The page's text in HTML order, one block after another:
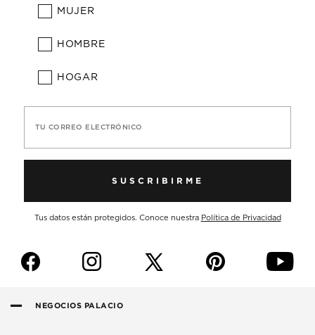
MUJER
HOMBRE
HOGAR
TU CORREO ELECTRÓNICO
SUSCRIBIRME
Tus datos están protegidos. Conoce nuestra Política de Privacidad
f i p y
NEGOCIOS PALACIO